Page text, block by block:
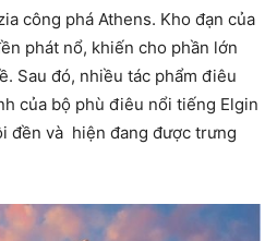
công phá Athens. Kho đạn của
phát nổ, khiến cho phần lớn
Sau đó, nhiều tác phẩm điêu
của bộ phù điêu nổi tiếng Elgin
đền và hiện đang được trưng